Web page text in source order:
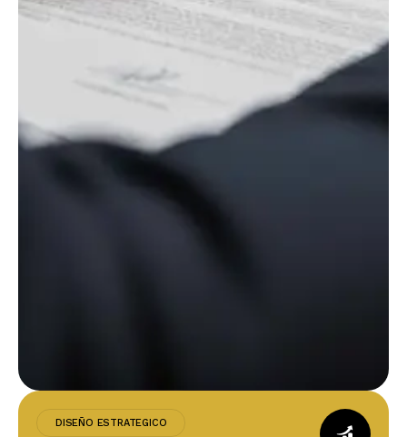
DISEÑO ESTRATEGICO